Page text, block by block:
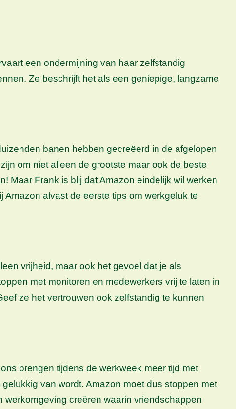
een ondermijning van haar zelfstandig
Ze beschrijft het als een geniepige, langzame
banen hebben gecreëerd in de afgelopen
om niet alleen de grootste maar ook de beste
Maar Frank is blij dat Amazon eindelijk wil werken
Amazon alvast de eerste tips om werkgeluk te
vrijheid, maar ook het gevoel dat je als
met monitoren en medewerkers vrij te laten in
ze het vertrouwen ook zelfstandig te kunnen
brengen tijdens de werkweek meer tijd met
van wordt. Amazon moet dus stoppen met
creëren waarin vriendschappen